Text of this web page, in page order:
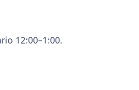
12:00–1:00.